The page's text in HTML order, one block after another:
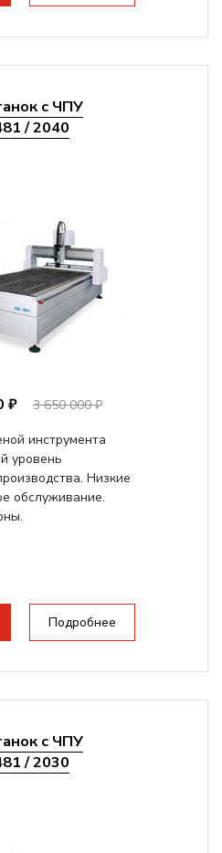
с ЧПУ
/ 2040
₽
3 650 000 ₽
инструмента
уровень
Низкие
обслуживание.
Подробнее
с ЧПУ
/ 2030